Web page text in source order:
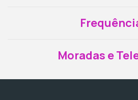
Moradas e